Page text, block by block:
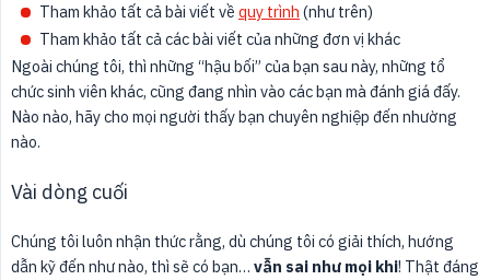
Tham khảo tất cả bài viết về quy trình (như trên)
Tham khảo tất cả các bài viết của những đơn vị khác
Ngoài chúng tôi, thì những “hậu bối” của bạn sau này, những tổ
chức sinh viên khác, cũng đang nhìn vào các bạn mà đánh giá đấy.
Nào nào, hãy cho mọi người thấy bạn chuyên nghiệp đến nhường
nào.
Vài dòng cuối
Chúng tôi luôn nhận thức rằng, dù chúng tôi có giải thích, hướng
dẫn kỹ đến như nào, thì sẽ có bạn… vẫn sai như mọi khi! Thật đáng